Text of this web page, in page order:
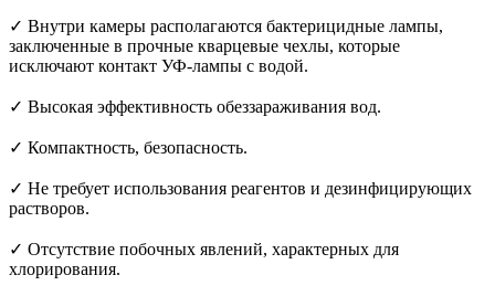
✓ Внутри камеры располагаются бактерицидные лампы,
заключенные в прочные кварцевые чехлы, которые
исключают контакт УФ-лампы с водой.
✓ Высокая эффективность обеззараживания вод.
✓ Компактность, безопасность.
✓ Не требует использования реагентов и дезинфицирующих
растворов.
✓ Отсутствие побочных явлений, характерных для
хлорирования.